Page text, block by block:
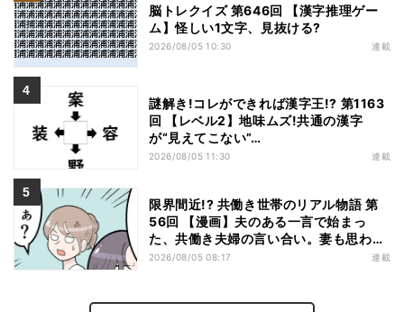
脳トレクイズ 第646回 【漢字推理ゲー
ム】怪しい1文字、見抜ける?
2026/08/05 10:30 連載
謎解き!コレができれば漢字王!? 第1163
回 【レベル2】地味ムズ!共通の漢字
が“見えてこない”…
2026/08/05 11:30 連載
限界間近!? 共働き世帯のリアル物語 第
56回 【漫画】夫のある一言で始まっ
た、共働き夫婦の言い合い。妻も思わ
ず…
2026/08/05 08:17 連載